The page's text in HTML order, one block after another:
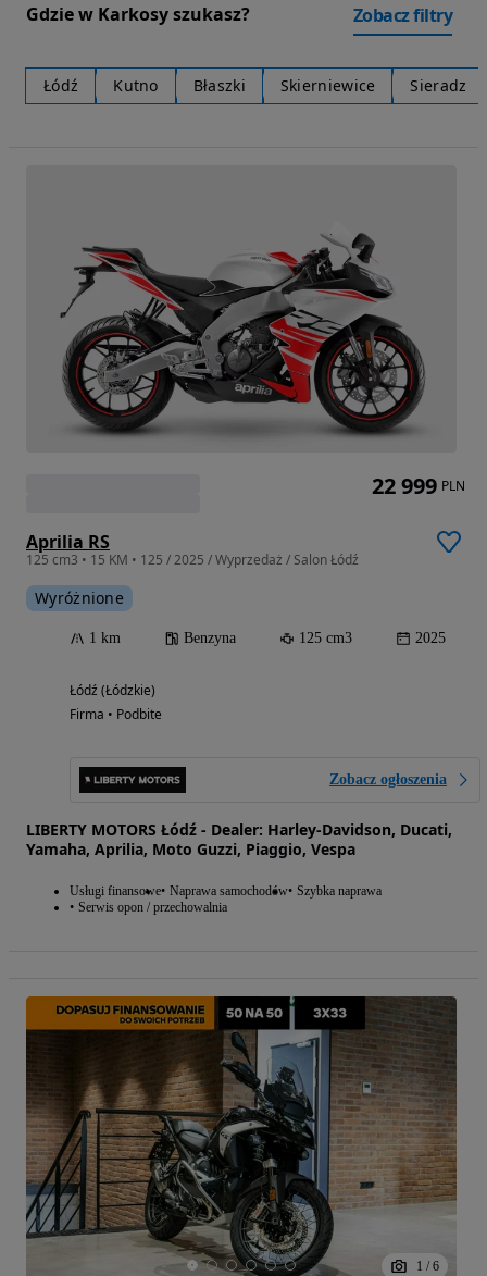
Gdzie w Karkosy szukasz? Zobacz filtry
Łódź Kutno Błaszki Skierniewice Sieradz
Aprilia RS
125 cm3 • 15 KM • 125 / 2025 / Wyprzedaż / Salon Łódź
Wyróżnione
1 km Benzyna 125 cm3 2025
Łódź (Łódzkie)
Firma • Podbite
Zobacz ogłoszenia
LIBERTY MOTORS Łódź - Dealer: Harley-Davidson, Ducati,
Yamaha, Aprilia, Moto Guzzi, Piaggio, Vespa
Usługi finansowe Naprawa samochodów Szybka naprawa
Serwis opon / przechowalnia
22 999 PLN
1 / 6